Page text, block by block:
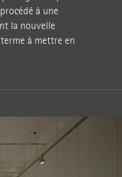
à une
la nouvelle
à mettre en